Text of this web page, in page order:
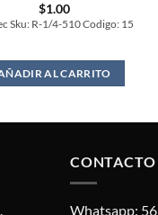
$1.00
Sku: R-1/4-510 Codigo: 15
AL CARRITO
CONTACTO
Whatsapp: